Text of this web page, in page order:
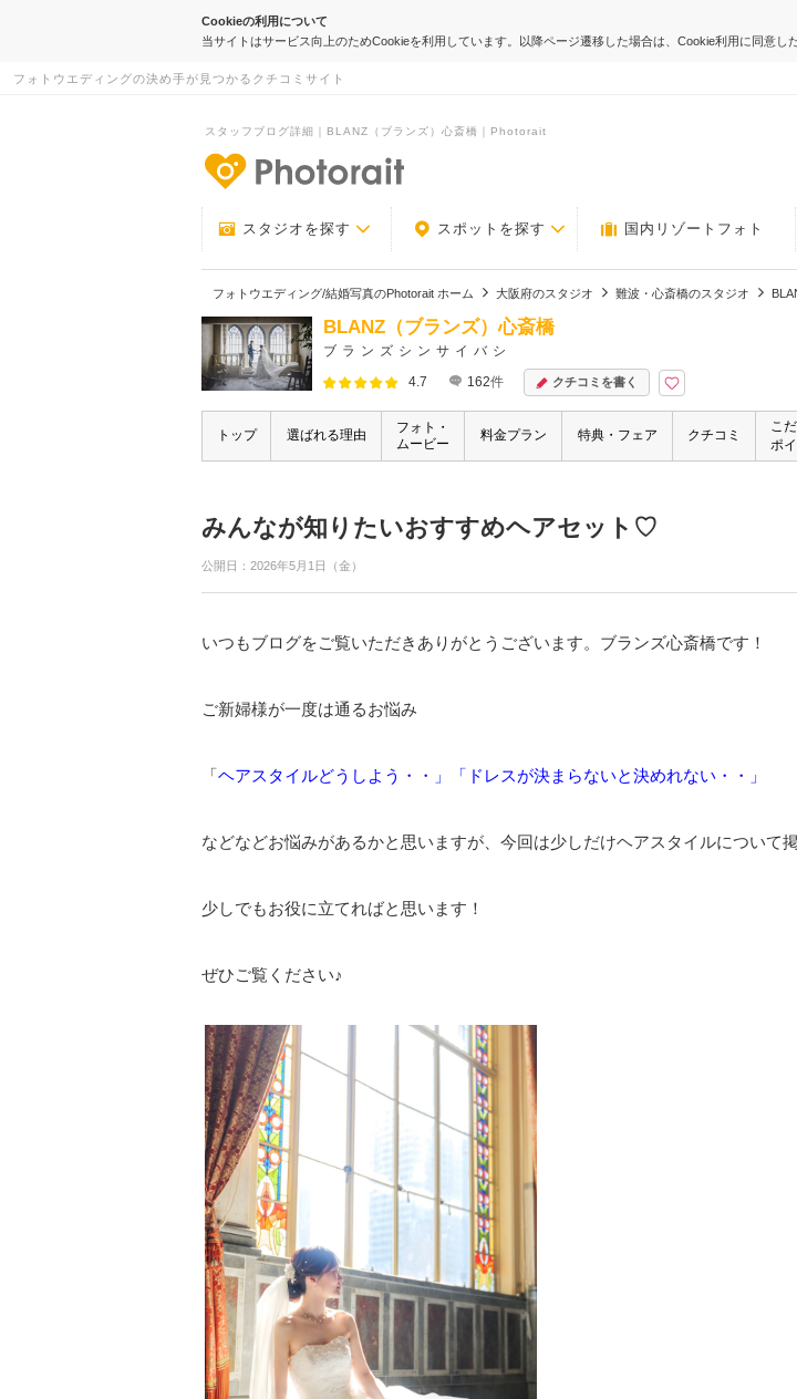
Cookieの利用について
当サイトはサービス向上のためCookieを利用しています。以降ページ遷移した場合は、Cookie利用に同意し
フォトウエディングの決め手が見つかるクチコミサイト
スタッフブログ詳細｜BLANZ（ブランズ）心斎橋｜Photorait
スタジオを探す スポットを探す 国内リゾートフォト
フォトウエディング/結婚写真のPhotorait ホーム 大阪府のスタジオ 難波・心斎橋のスタジオ
BLANZ（ブランズ）心斎橋
ブランズシンサイバシ
4.7
162件 クチコミを書く
トップ 選ばれる理由
フォト・
ムービー
料金プラン 特典・フェア クチコミ
こ
ポ
みんなが知りたいおすすめヘアセット♡
公開日：2026年5月1日（金）
いつもブログをご覧いただきありがとうございます。ブランズ心斎橋です！
ご新婦様が一度は通るお悩み
「ヘアスタイルどうしよう・・」「ドレスが決まらないと決めれない・・」
などなどお悩みがあるかと思いますが、今回は少しだけヘアスタイルについて
少しでもお役に立てればと思います！
ぜひご覧ください♪